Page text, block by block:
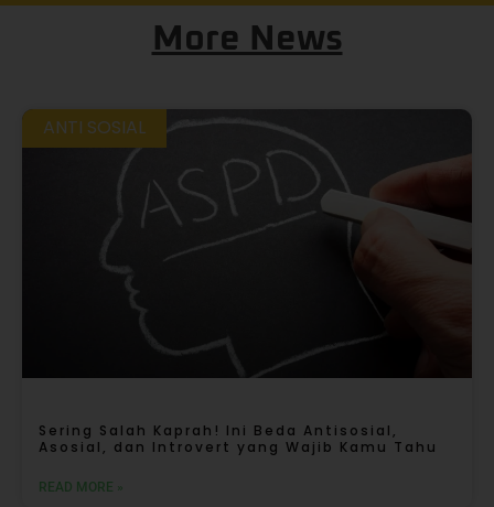
More News
ANTI SOSIAL
Sering Salah Kaprah! Ini Beda Antisosial,
Asosial, dan Introvert yang Wajib Kamu Tahu
READ MORE »